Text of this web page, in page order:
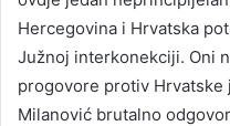
Hercegovina i Hrvatska
Južnoj interkonekciji. Oni
progovore protiv Hrvatske
Milanović brutalno